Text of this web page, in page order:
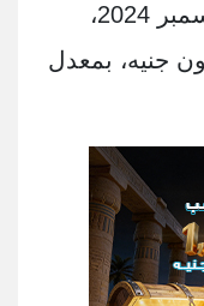
7.857 تريليونات جنيه بنهاية ديسمبر 2024،
بقيمة 1.703 تريليون جنيه، بمعدل